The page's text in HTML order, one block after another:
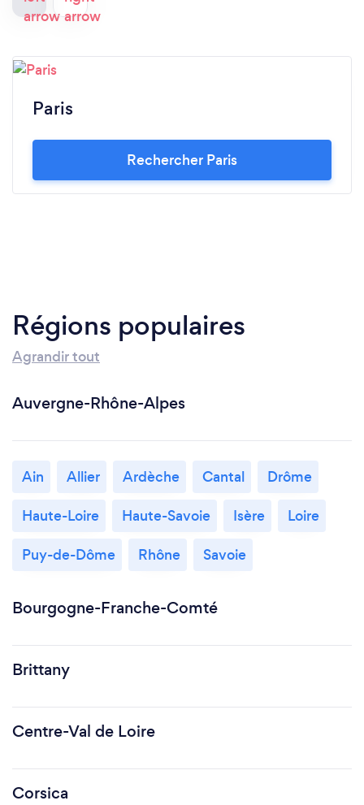
Paris
Rechercher Paris
Régions populaires
Agrandir tout
Auvergne-Rhône-Alpes
Ain Allier Ardèche Cantal
Drôme
Haute-Loire
Haute-Savoie Isère
Loire
Puy-de-Dôme
Rhône Savoie
Bourgogne-Franche-Comté
Brittany
Centre-Val de Loire
Corsica